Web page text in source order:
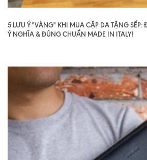
5 LƯU Ý "VÀNG" KHI MUA CẶP DA TẶNG
Ý NGHĨA & ĐÚNG CHUẨN MADE IN ITALY!